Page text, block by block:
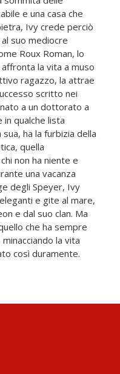
e una casa che
Ivy crede perciò
suo mediocre
Roux Roman, lo
la vita a muso
ragazzo, la attrae
scritto nei
a un dottorato a
qualche lista
ha la furbizia della
quella
non ha niente e
una vacanza
degli Speyer, Ivy
e gite al mare,
e dal suo clan. Ma
che ha sempre
la vita
così duramente.